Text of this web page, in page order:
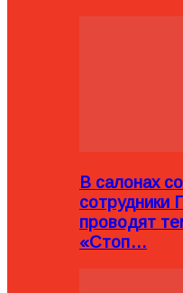
В салонах
сотрудники
проводят
«Стоп…